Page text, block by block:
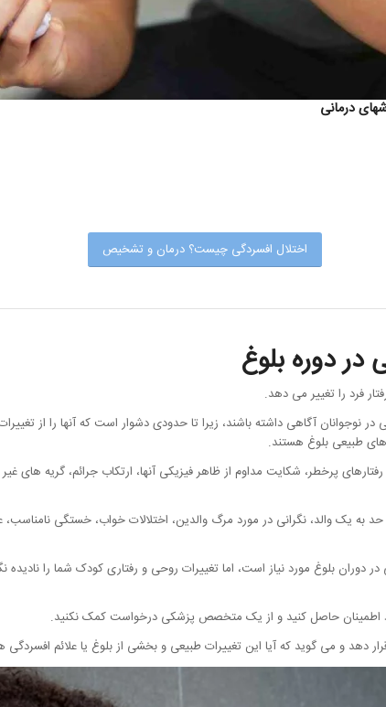
اختلال افسردگی چیست؟ درمان و تشخیص
دوره بلوغ
فرد را تغییر می دهد.
در نوجوانان آگاهی داشته باشند، زیرا تا حدودی دشوار است که آنها را از
طبیعی بلوغ هستند.
پرخطر، شکایت مداوم از ظاهر فیزیکی آنها، ارتکاب جرائم، گریه
به یک والد، نگرانی در مورد مرگ والدین، اختلالات خواب، خستگی
بلوغ مورد نیاز است، اما تغییرات روحی و رفتاری کودک شما را نادیده
خود اطمینان حاصل کنید و از یک متخصص پزشکی درخواست کمک نکنید.
دهد و می گوید که آیا این تغییرات طبیعی و بخشی از بلوغ یا علائم افسردگی